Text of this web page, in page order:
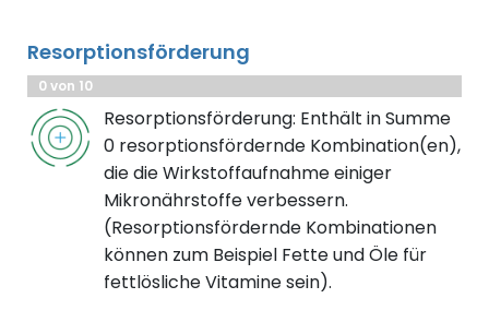
Resorptionsförderung
0 von 10
Resorptionsförderung: Enthält in Summe
0 resorptionsfördernde Kombination(en),
die die Wirkstoffaufnahme einiger
Mikronährstoffe verbessern.
(Resorptionsfördernde Kombinationen
können zum Beispiel Fette und Öle für
fettlösliche Vitamine sein).